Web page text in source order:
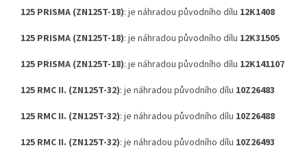
125 PRISMA (ZN125T-18): je náhradou původního dílu 12K1408
125 PRISMA (ZN125T-18): je náhradou původního dílu 12K31505
125 PRISMA (ZN125T-18): je náhradou původního dílu 12K141107
125 RMC II. (ZN125T-32): je náhradou původního dílu 10Z26483
125 RMC II. (ZN125T-32): je náhradou původního dílu 10Z26488
125 RMC II. (ZN125T-32): je náhradou původního dílu 10Z26493